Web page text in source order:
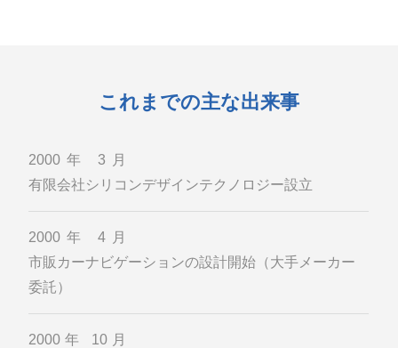
これまでの主な出来事
2000年 3月
有限会社シリコンデザインテクノロジー設立
2000年 4月
市販カーナビゲーションの設計開始（大手メーカー
委託）
2000年 10月